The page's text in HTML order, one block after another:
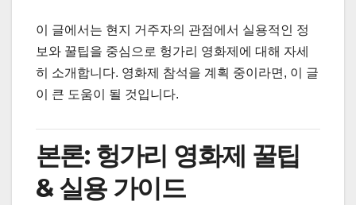
이 글에서는 현지 거주자의 관점에서 실용적인 정
보와 꿀팁을 중심으로 헝가리 영화제에 대해 자세
히 소개합니다. 영화제 참석을 계획 중이라면, 이 글
이 큰 도움이 될 것입니다.
본론: 헝가리 영화제 꿀팁
& 실용 가이드